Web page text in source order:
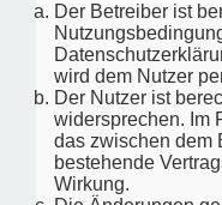
Der Betreiber ist
wird dem Nutzer
Der Nutzer ist
widersprechen. Im
das zwischen dem
bestehende
Wirkung.